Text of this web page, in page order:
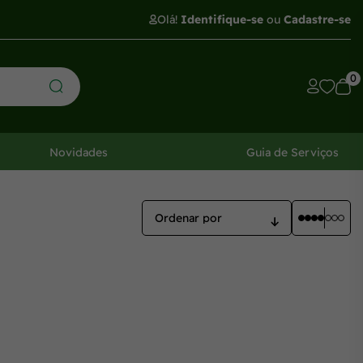
Olá! Identifique-se ou Cadastre-se
0
Novidades Guia de Serviços